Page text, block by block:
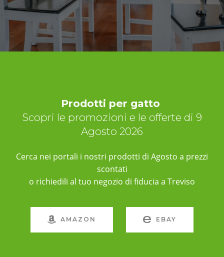
Prodotti per gatto
Scopri le promozioni e le offerte di 9
Agosto 2026
Cerca nei portali i nostri prodotti di Agosto a prezzi
scontati
o richiedili al tuo negozio di fiducia a Treviso
AMAZON EBAY